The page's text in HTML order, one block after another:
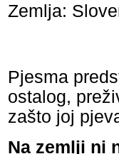
Zemlja:
Pjesma
ostalog,
zašto joj
Na zemlji ni